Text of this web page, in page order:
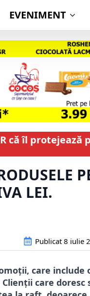
EVENIMENT
că îl protejează
LEI.
Publicat 8 iulie
care include
care doresc